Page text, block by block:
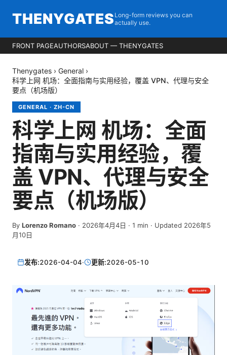
THENYGATES Long-form reviews you can
actually use.
FRONT PAGEAUTHORSABOUT — THENYGATES
Thenygates › General ›
科学上网 机场：全面指南与实用经验，覆盖 VPN、代理与安全
要点（机场版）
GENERAL · ZH-CN
科学上网 机场：全面
指南与实用经验，覆
盖 VPN、代理与安全
要点（机场版）
By Lorenzo Romano · 2026年4月4日 · 1 min · Updated 2026年5
月10日
发布:2026-04-04· 更新:2026-05-10